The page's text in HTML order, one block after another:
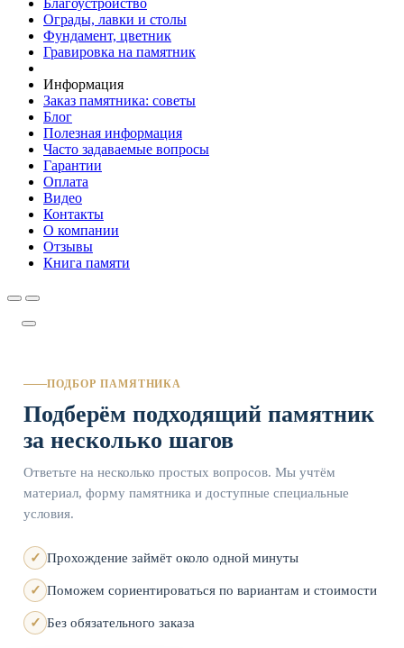
Ограды, лавки и столы
Фундамент, цветник
Гравировка на памятник
Информация
Заказ памятника: советы
Блог
Полезная информация
Часто задаваемые вопросы
Гарантии
Оплата
Видео
Контакты
О компании
Отзывы
Книга памяти
ПОДБОР ПАМЯТНИКА
Подберём подходящий памятник
за несколько шагов
Ответьте на несколько простых вопросов. Мы учтём
материал, форму памятника и доступные специальные
условия.
Прохождение займёт около одной минуты
Поможем сориентироваться по вариантам и стоимости
Без обязательного заказа